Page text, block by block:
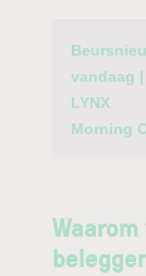
vandaag |
LYNX
Morning